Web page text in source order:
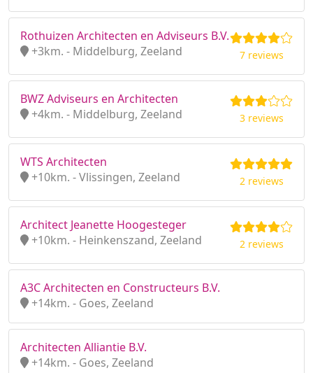
Rothuizen Architecten en Adviseurs B.V.
+3km. - Middelburg, Zeeland
7 reviews
BWZ Adviseurs en Architecten
+4km. - Middelburg, Zeeland
3 reviews
WTS Architecten
+10km. - Vlissingen, Zeeland
2 reviews
Architect Jeanette Hoogesteger
+10km. - Heinkenszand, Zeeland
2 reviews
A3C Architecten en Constructeurs B.V.
+14km. - Goes, Zeeland
Architecten Alliantie B.V.
+14km. - Goes, Zeeland